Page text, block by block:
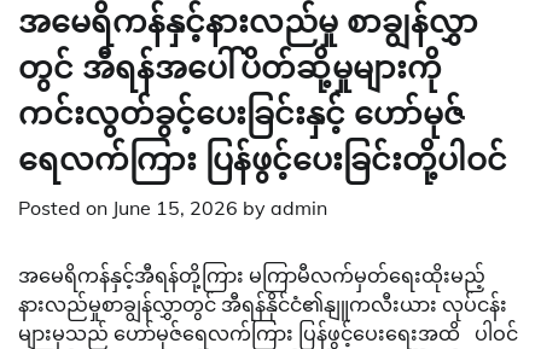
အမေရိကန်နှင့်နားလည်မှု စာချွန်လွှာ
တွင် အီရန်အပေါ်ပိတ်ဆို့မှုများကို
ကင်းလွတ်ခွင့်ပေးခြင်းနှင့် ဟော်မုဇ်
ရေလက်ကြား ပြန်ဖွင့်ပေးခြင်းတို့ပါဝင်
Posted on June 15, 2026 by admin
အမေရိကန်နှင့်အီရန်တို့ကြား မကြာမီလက်မှတ်ရေးထိုးမည့်
နားလည်မှုစာချွန်လွှာတွင် အီရန်နိုင်ငံ၏နျူကလီးယား လုပ်ငန်း
များမှသည် ဟော်မုဇ်ရေလက်ကြား ပြန်ဖွင့်ပေးရေးအထိ ပါဝင်